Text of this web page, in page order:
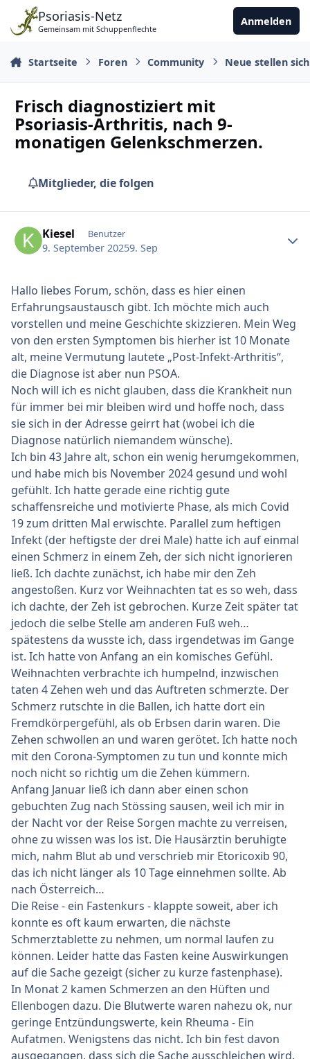
Zu Inhalt springen
Psoriasis-Netz
Gemeinsam mit Schuppenflechte
Anmelden
Startseite Foren Community Neue stellen
Frisch diagnostiziert mit
Psoriasis-Arthritis, nach 9-
monatigen Gelenkschmerzen.
Mitglieder, die folgen
Kiesel Benutzer
9. September 20259. Sep
Hallo liebes Forum, schön, dass es hier einen
Erfahrungsaustausch gibt. Ich möchte mich auch
vorstellen und meine Geschichte skizzieren. Mein Weg
von den ersten Symptomen bis hierher ist 10 Monate
alt, meine Vermutung lautete „Post-Infekt-Arthritis“,
die Diagnose ist aber nun PSOA.
Noch will ich es nicht glauben, dass die Krankheit nun
für immer bei mir bleiben wird und hoffe noch, dass
sie sich in der Adresse geirrt hat (wobei ich die
Diagnose natürlich niemandem wünsche).
Ich bin 43 Jahre alt, schon ein wenig herumgekommen,
und habe mich bis November 2024 gesund und wohl
gefühlt. Ich hatte gerade eine richtig gute
schaffensreiche und motivierte Phase, als mich Covid
19 zum dritten Mal erwischte. Parallel zum heftigen
Infekt (der heftigste der drei Male) hatte ich auf einmal
einen Schmerz in einem Zeh, der sich nicht ignorieren
ließ. Ich dachte zunächst, ich habe mir den Zeh
angestoßen. Kurz vor Weihnachten tat es so weh, dass
ich dachte, der Zeh ist gebrochen. Kurze Zeit später tat
jedoch die selbe Stelle am anderen Fuß weh…
spätestens da wusste ich, dass irgendetwas im Gange
ist. Ich hatte von Anfang an ein komisches Gefühl.
Weihnachten verbrachte ich humpelnd, inzwischen
taten 4 Zehen weh und das Auftreten schmerzte. Der
Schmerz rutschte in die Ballen, ich hatte dort ein
Fremdkörpergefühl, als ob Erbsen darin waren. Die
Zehen schwollen an und waren gerötet. Ich hatte noch
mit den Corona-Symptomen zu tun und konnte mich
noch nicht so richtig um die Zehen kümmern.
Anfang Januar ließ ich dann aber einen schon
gebuchten Zug nach Stössing sausen, weil ich mir in
der Nacht vor der Reise Sorgen machte zu verreisen,
ohne zu wissen was los ist. Die Hausärztin beruhigte
mich, nahm Blut ab und verschrieb mir Etoricoxib 90,
das ich nicht länger als 10 Tage einnehmen sollte. Ab
nach Österreich…
Die Reise - ein Fastenkurs - klappte soweit, aber ich
konnte es oft kaum erwarten, die nächste
Schmerztablette zu nehmen, um normal laufen zu
können. Leider hatte das Fasten keine Auswirkungen
auf die Sache gezeigt (sicher zu kurze fastenphase).
In Monat 2 kamen Schmerzen an den Hüften und
Ellenbogen dazu. Die Blutwerte waren nahezu ok, nur
geringe Entzündungswerte, kein Rheuma - Ein
Aufatmen. Wenigstens das nicht. Ich bin fest davon
ausgegangen, dass sich die Sache ausschleichen wird.